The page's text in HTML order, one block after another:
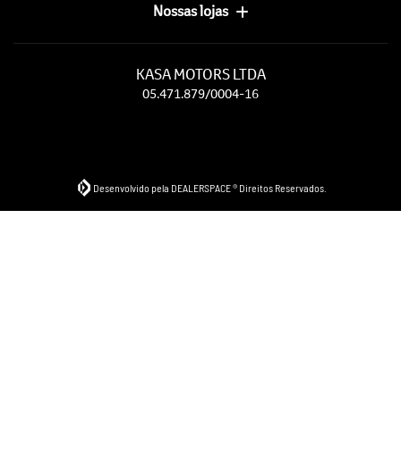
Nossas lojas
KASA MOTORS LTDA
05.471.879/0004-16
Desenvolvido pela DEALERSPACE ® Direitos Reservados.